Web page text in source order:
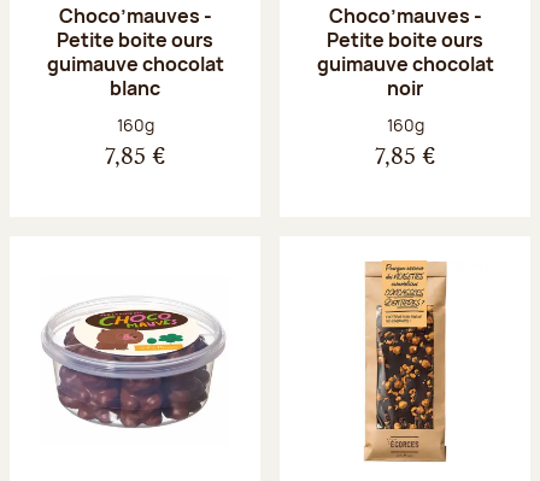
Choco’mauves -
Petite boite ours
guimauve chocolat
blanc
Poids net :
160g
7,85 €
Choco’mauves -
Petite boite ours
guimauve chocolat
noir
Poids net :
160g
7,85 €